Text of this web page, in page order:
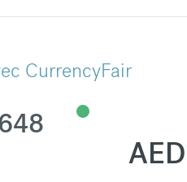
CurrencyFair
AED